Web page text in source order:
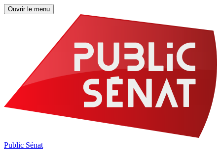
Ouvrir le menu
Public Sénat